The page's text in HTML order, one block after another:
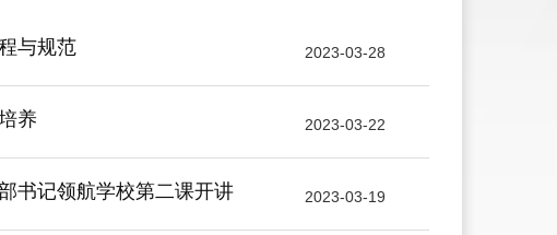
与规范 2023-03-28
养 2023-03-22
书记领航学校第二课开讲 2023-03-19